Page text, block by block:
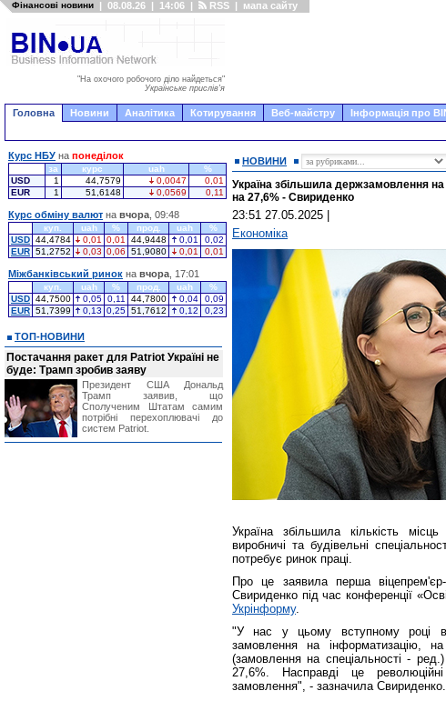
Фінансові новини | 08.08.26 | 14:06 | RSS | мапа сайту
"На охочого робочого діло найдеться"
Українське прислів'я
Головна Новини Аналітика Котирування Веб-майстру Інформація про
НОВИНИ
Україна збільшила держзамовлення
на 27,6% - Свириденко
23:51 27.05.2025
Економіка
Україна збільшила кількість
виробничі та будівельні
потребує ринок праці.
Про це заявила перша віцепрем'єр-
Свириденко під час конференції
Укрінформу.
"У нас у цьому вступному році
замовлення на інформатизацію,
(замовлення на спеціальності -
27,6%. Насправді це
замовлення", - зазначила Свириденко.
Курс НБУ на понеділок
за курс uah
%
USD
1 44,7579 0,0047
0,01
EUR
1 51,6148 0,0569 0,11
Курс обміну валют на вчора , 09:48
куп. uah % прод. uah
%
USD 44,4784 0,01 0,01 44,9448 0,01
0,02
EUR 51,2752 0,03 0,06 51,9080 0,01 0,01
Міжбанківський ринок на вчора , 17:01
куп. uah % прод. uah
%
USD 44,7500 0,05 0,11 44,7800 0,04
0,09
EUR 51,7399 0,13 0,25 51,7612 0,12 0,23
ТОП-НОВИНИ
Постачання ракет для Patriot Україні не
буде: Трамп зробив заяву
Президент США Дональд
Трамп заявив, що
Сполученим Штатам самим
потрібні перехоплювачі до
систем Patriot.